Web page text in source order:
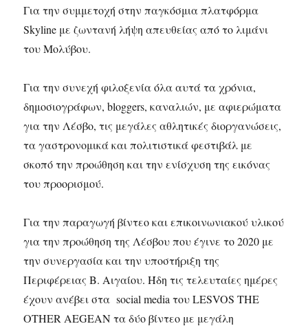
Για την συμμετοχή στην παγκόσμια πλατφόρμα
Skyline με ζωντανή λήψη απευθείας από το λιμάνι
του Μολύβου.
Για την συνεχή φιλοξενία όλα αυτά τα χρόνια,
δημοσιογράφων, bloggers, καναλιών, με αφιερώματα
για την Λέσβο, τις μεγάλες αθλητικές διοργανώσεις,
τα γαστρονομικά και πολιτιστικά φεστιβάλ με
σκοπό την προώθηση και την ενίσχυση της εικόνας
του προορισμού.
Για την παραγωγή βίντεο και επικοινωνιακού υλικού
για την προώθηση της Λέσβου που έγινε το 2020 με
την συνεργασία και την υποστήριξη της
Περιφέρειας Β. Αιγαίου. Ήδη τις τελευταίες ημέρες
έχουν ανέβει στα social media του LESVOS THE
OTHER AEGEAN τα δύο βίντεο με μεγάλη